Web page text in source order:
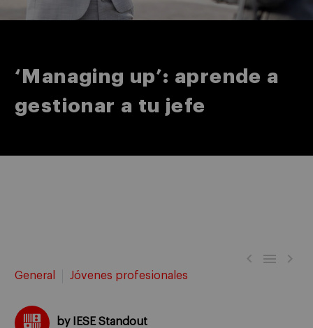
‘Managing up’: aprende a
gestionar a tu jefe
  
General Jóvenes profesionales
by IESE Standout